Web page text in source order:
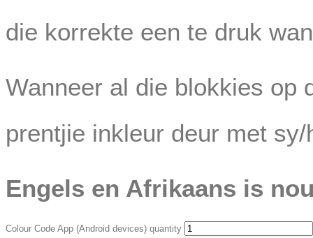
die korrekte een te druk
Wanneer al die blokkies op
prentjie inkleur deur met
Engels en Afrikaans is
Colour Code App (Android devices) quantity